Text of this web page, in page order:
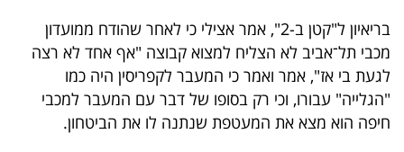
דרושים
ניוזלטרים
מייל
בריאיון ל"קטן ב-2", אמר אצילי כי לאחר שהודח ממועדון
מכבי תל־אביב לא הצליח למצוא קבוצה "אף אחד לא רצה
לגעת בי אז", אמר ואמר כי המעבר לקפריסין היה כמו
"הגלייה" עבורו, וכי רק בסופו של דבר עם המעבר למכבי
חיפה הוא מצא את המעטפת שנתנה לו את הביטחון.